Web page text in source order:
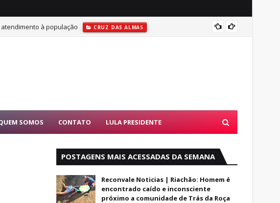
à população CRUZ DAS ALMAS
SOMOS CONTATO LULA PRESIDENTE
POSTAGENS MAIS ACESSADAS DA SEMANA
Reconvale Noticias | Riachão: Homem é
encontrado caído e inconsciente
próximo a comunidade de Trás da Roça